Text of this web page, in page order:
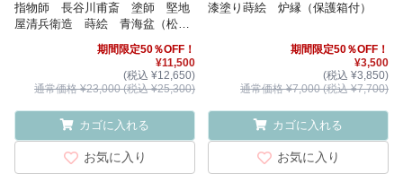
指物師 長谷川甫斎 塗師 堅地
屋清兵衛造 蒔絵 青海盆（松尾
流十代不染斎書付）
期間限定50％OFF！
¥11,500
(税込 ¥12,650)
通常価格 ¥23,000 (税込 ¥25,300)
カゴに入れる
お気に入り
漆塗り蒔絵 炉縁（保護箱付）
期間限定50％OFF！
¥3,500
(税込 ¥3,850)
通常価格 ¥7,000 (税込 ¥7,700)
カゴに入れる
お気に入り